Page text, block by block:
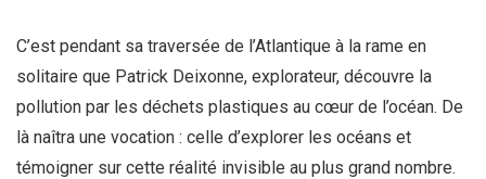
C’est pendant sa traversée de l’Atlantique à la rame en
solitaire que Patrick Deixonne, explorateur, découvre la
pollution par les déchets plastiques au cœur de l’océan. De
là naîtra une vocation : celle d’explorer les océans et
témoigner sur cette réalité invisible au plus grand nombre.